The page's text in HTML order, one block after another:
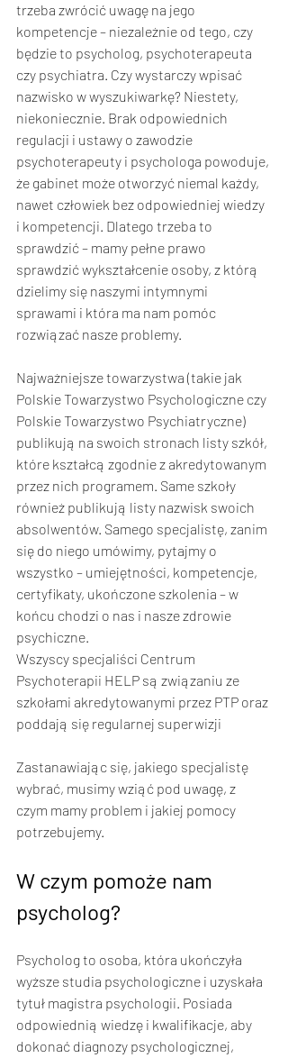
trzeba zwrócić uwagę na jego
kompetencje – niezależnie od tego, czy
będzie to psycholog, psychoterapeuta
czy psychiatra. Czy wystarczy wpisać
nazwisko w wyszukiwarkę? Niestety,
niekoniecznie. Brak odpowiednich
regulacji i ustawy o zawodzie
psychoterapeuty i psychologa powoduje,
że gabinet może otworzyć niemal każdy,
nawet człowiek bez odpowiedniej wiedzy
i kompetencji. Dlatego trzeba to
sprawdzić – mamy pełne prawo
sprawdzić wykształcenie osoby, z którą
dzielimy się naszymi intymnymi
sprawami i która ma nam pomóc
rozwiązać nasze problemy.
Najważniejsze towarzystwa (takie jak
Polskie Towarzystwo Psychologiczne czy
Polskie Towarzystwo Psychiatryczne)
publikują na swoich stronach listy szkół,
które kształcą zgodnie z akredytowanym
przez nich programem. Same szkoły
również publikują listy nazwisk swoich
absolwentów. Samego specjalistę, zanim
się do niego umówimy, pytajmy o
wszystko – umiejętności, kompetencje,
certyfikaty, ukończone szkolenia – w
końcu chodzi o nas i nasze zdrowie
psychiczne.
Wszyscy specjaliści Centrum
Psychoterapii HELP są związaniu ze
szkołami akredytowanymi przez PTP oraz
poddają się regularnej superwizji
Zastanawiając się, jakiego specjalistę
wybrać, musimy wziąć pod uwagę, z
czym mamy problem i jakiej pomocy
potrzebujemy.
W czym pomoże nam
psycholog?
Psycholog to osoba, która ukończyła
wyższe studia psychologiczne i uzyskała
tytuł magistra psychologii. Posiada
odpowiednią wiedzę i kwalifikacje, aby
dokonać diagnozy psychologicznej,